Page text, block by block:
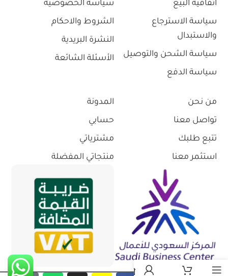
اتفاقية البيع
سياسة الاسترجاع
والاستبدال
سياسة الشحن والتوصيل
سياسة الدفع
سياسة الخصوصية
الشروط والاحكام
النشرة البريدية
الأسئلة الشائعة
من نحن
تواصل معنا
تتبع طلبك
استثمر معنا
المدونة
حسابي
مشترياتي
منتجاتي المفضلة